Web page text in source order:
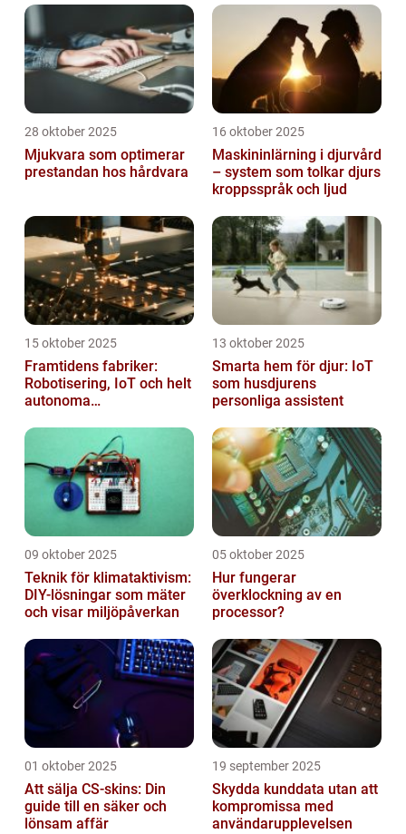
28 oktober 2025
Mjukvara som optimerar
prestandan hos hårdvara
16 oktober 2025
Maskininlärning i djurvård
– system som tolkar djurs
kroppsspråk och ljud
15 oktober 2025
Framtidens fabriker:
Robotisering, IoT och helt
autonoma
13 oktober 2025
Smarta hem för djur: IoT
som husdjurens
personliga assistent
09 oktober 2025
Teknik för klimataktivism:
DIY-lösningar som mäter
och visar miljöpåverkan
05 oktober 2025
Hur fungerar
överklockning av en
processor?
01 oktober 2025
Att sälja CS-skins: Din
guide till en säker och
lönsam affär
19 september 2025
Skydda kunddata utan att
kompromissa med
användarupplevelsen